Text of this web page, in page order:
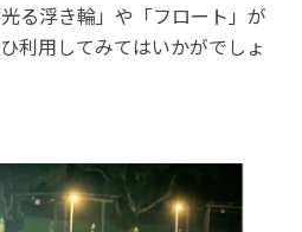
る浮き輪」や「フロート」が
利用してみてはいかがでしょ